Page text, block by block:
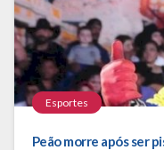
Esportes
Peão morre após ser